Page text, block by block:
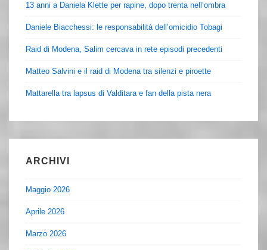
13 anni a Daniela Klette per rapine, dopo trenta nell’ombra
Daniele Biacchessi: le responsabilità dell’omicidio Tobagi
Raid di Modena, Salim cercava in rete episodi precedenti
Matteo Salvini e il raid di Modena tra silenzi e piroette
Mattarella tra lapsus di Valditara e fan della pista nera
ARCHIVI
Maggio 2026
Aprile 2026
Marzo 2026